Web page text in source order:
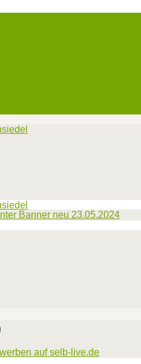
auf selb-live.de